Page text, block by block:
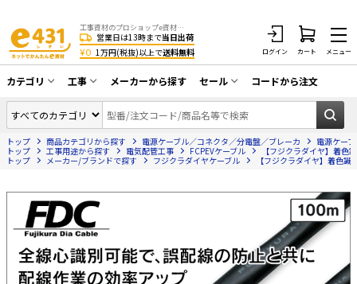
工事資材のプロショップe資材 CATV・アンテナ・防犯・光・LAN・電気・空調工事など
営業日は13時まで当日出荷
¥0 1万円(税抜)以上で送料無料 ログイン カート メニュー
カテゴリ
同軸ケーブル／テレビ用接栓／関連工具
アンテナ・取付金具・ブースター／CATV
部材類
防犯工事関連
HDMIケーブル・周辺機器／RCAケーブル
電話線／コネクタ／アダプタ
工事
CATV・アンテナ工事
光工事・FTTH工事
LAN配線工事
電話工事
メーカーから探す セール
在庫一掃セール
コードから注文
トップ 商品カテゴリから探す 電源ケーブル／コネクタ／分電盤／ブレーカ
電源ケー
トップ
工事用途から探す 電気配管工事 FCPEVケーブル
【フジクラダイヤ】着
トップ
メーカー/ブランドで探す フジクラダイヤケーブル 【フジクラダイヤ】着色